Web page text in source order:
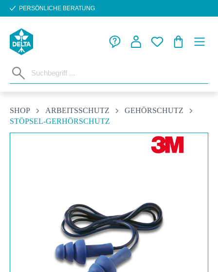
Zum Hauptinhalt springen
PERSÖNLICHE BERATUNG
SHOP ARBEITSSCHUTZ
GEHÖRSCHUTZ
STÖPSEL-GERHÖRSCHUTZ